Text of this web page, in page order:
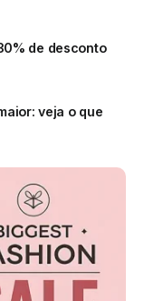
de desconto
veja o que